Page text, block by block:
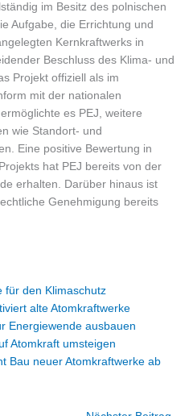
im Besitz des polnischen
Aufgabe, die Errichtung und
Kernkraftwerks in
Beschluss des Klima- und
Projekt offiziell als im
mit der nationalen
es PEJ, weitere
wie Standort- und
Eine positive Bewertung in
hat PEJ bereits von der
erhalten. Darüber hinaus ist
Genehmigung bereits
für den Klimaschutz
alte Atomkraftwerke
Energiewende ausbauen
Atomkraft umsteigen
Bau neuer Atomkraftwerke ab